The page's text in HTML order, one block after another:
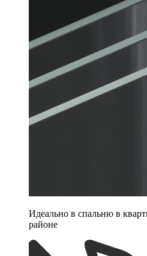
Идеально в спальню в
районе